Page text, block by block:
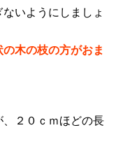
いようにしましょ
木の枝の方がおま
２０ｃｍほどの長